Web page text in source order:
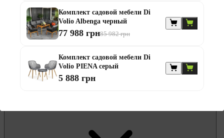
Батуты
Беседки
Комплект садовой мебели Di
Volio Albenga черный
77 988 грн85 982 грн
Комплект садовой мебели Di
Volio PIENA серый
5 888 грн